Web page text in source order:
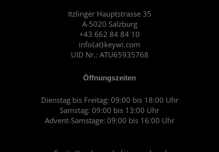
Itzlinger Hauptstrasse 35
A-5020 Salzburg
+43 662 84 84 10
info{at}keywi.com
UID Nr.: ATU65935768
Öffnungszeiten
Dienstag bis Freitag: 09:00 bis 18:00 Uhr
Samstag: 09:00 bis 13:00 Uhr
Advent-Samstage: 09:00 bis 16:00 Uhr
o
k
r
a
m